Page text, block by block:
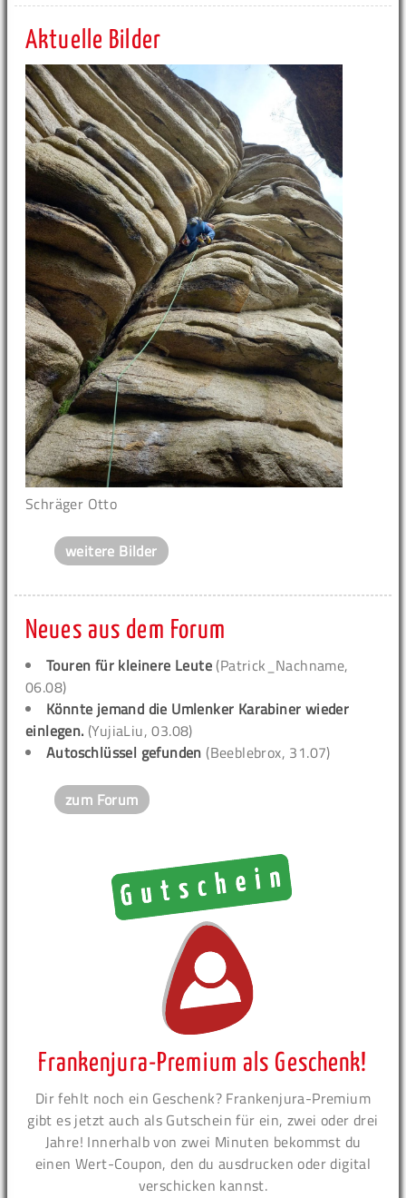
Aktuelle Bilder
Schräger Otto
weitere Bilder
Neues aus dem Forum
Touren für kleinere Leute (Patrick_Nachname,
06.08)
Könnte jemand die Umlenker Karabiner wieder
einlegen. (YujiaLiu, 03.08)
Autoschlüssel gefunden (Beeblebrox, 31.07)
zum Forum
Frankenjura-Premium als Geschenk!
Dir fehlt noch ein Geschenk? Frankenjura-Premium
gibt es jetzt auch als Gutschein für ein, zwei oder drei
Jahre! Innerhalb von zwei Minuten bekommst du
einen Wert-Coupon, den du ausdrucken oder digital
verschicken kannst.